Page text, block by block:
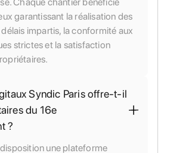
garantissant la réalisation des
impartis, la conformité aux
strictes et la satisfaction
Syndic Paris offre-t-il
du 16e
?
une plateforme